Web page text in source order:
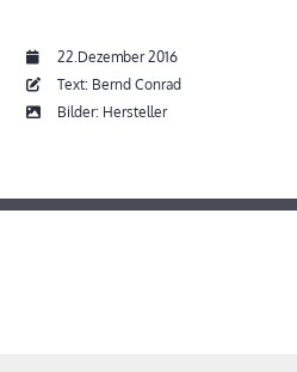
22.Dezember 2016
Text: Bernd Conrad
Bilder: Hersteller